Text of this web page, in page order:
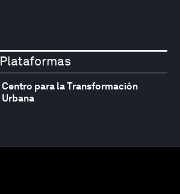
Plataformas
Centro para la Transformación
Urbana